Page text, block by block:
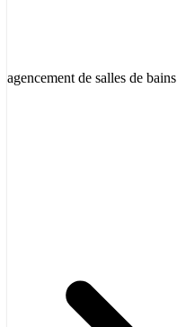
agencement de salles de bains